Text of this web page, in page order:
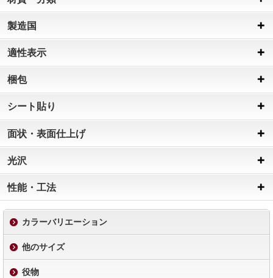
製造国
適性表示
梱包
シート貼り
面状・表面仕上げ
光沢
性能・工法
カラーバリエーション
他のサイズ
役物